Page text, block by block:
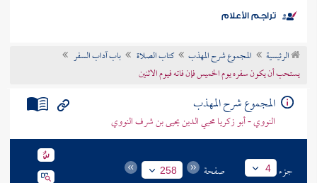
موضوعي
تراجم الأعلام
الرئيسية المجموع شرح المهذب كتاب الصلاة
باب آداب السفر
يستحب أن يكون سفره يوم الخميس فإن فاته فيوم الاثنين
المجموع شرح المهذب
النووي - أبو زكريا محيي الدين يحيى بن شرف النووي
جزء 4 صفحة 258